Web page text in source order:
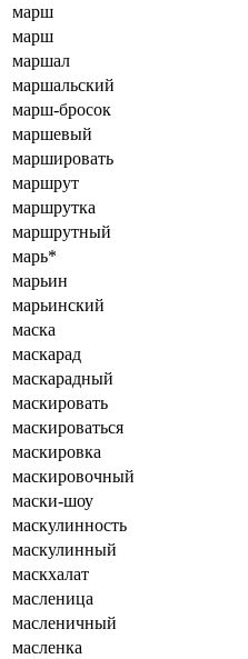
марш
марш
маршал
маршальский
марш-бросок
маршевый
маршировать
маршрут
маршрутка
маршрутный
марь*
марьин
марьинский
маска
маскарад
маскарадный
маскировать
маскироваться
маскировка
маскировочный
маски-шоу
маскулинность
маскулинный
маскхалат
масленица
масленичный
масленка